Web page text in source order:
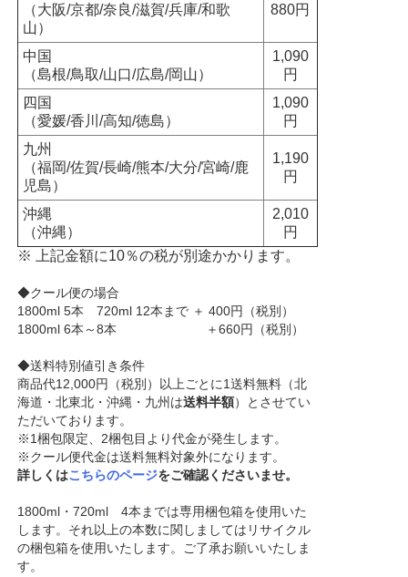
（大阪/京都/奈良/滋賀/兵庫/和歌
山）
880円
中国
（島根/鳥取/山口/広島/岡山）
1,090
円
四国
（愛媛/香川/高知/徳島）
1,090
円
九州
（福岡/佐賀/長崎/熊本/大分/宮崎/鹿
児島）
1,190
円
沖縄
（沖縄）
2,010
円
※ 上記金額に10％の税が別途かかります。
◆クール便の場合
1800ml 5本 720ml 12本まで ＋ 400円（税別）
1800ml 6本～8本 ＋660円（税別）
◆送料特別値引き条件
商品代12,000円（税別）以上ごとに1送料無料（北
海道・北東北・沖縄・九州は送料半額）とさせてい
ただいております。
※1梱包限定、2梱包目より代金が発生します。
※クール便代金は送料無料対象外になります。
詳しくはこちらのページをご確認くださいませ。
1800ml・720ml 4本までは専用梱包箱を使用いた
します。それ以上の本数に関しましてはリサイクル
の梱包箱を使用いたします。ご了承お願いいたしま
す。